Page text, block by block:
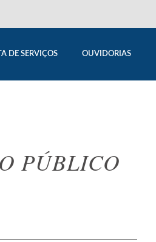
DE SERVIÇOS OUVIDORIAS
PÚBLICO